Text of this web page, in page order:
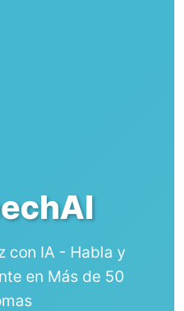
con IA - Habla y
en Más de 50